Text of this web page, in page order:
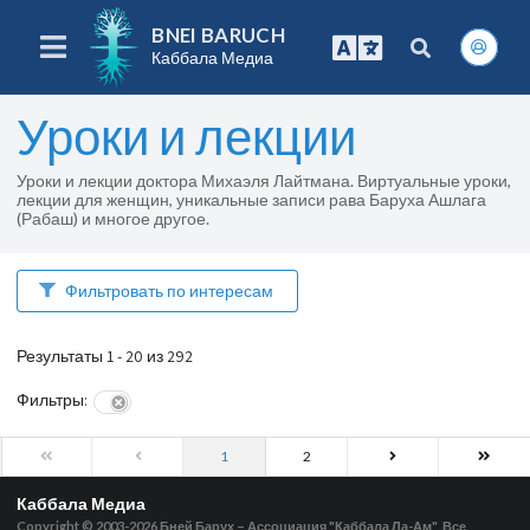
BNEI BARUCH
Каббала Медиа
Уроки и лекции
Уроки и лекции доктора Михаэля Лайтмана. Виртуальные уроки,
лекции для женщин, уникальные записи рава Баруха Ашлага
(Рабаш) и многое другое.
Фильтровать по интересам
Результаты 1 - 20 из 292
Фильтры:
1 2
Каббала Медиа
Copyright © 2003-2026 Бней Барух – Ассоциация "Каббала Ла-Ам", Все